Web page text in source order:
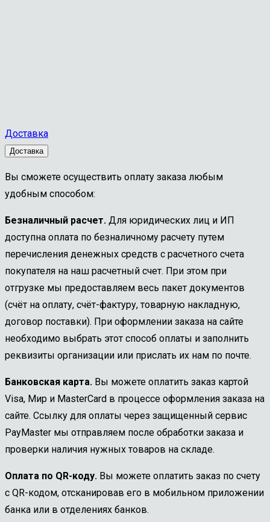
Доставка
Доставка
Вы сможете осуществить оплату заказа любым
удобным способом:
Безналичный расчет. Для юридических лиц и ИП
доступна оплата по безналичному расчету путем
перечисления денежных средств с расчетного счета
покупателя на наш расчетный счет. При этом при
отгрузке мы предоставляем весь пакет документов
(счёт на оплату, счёт-фактуру, товарную накладную,
договор поставки). При оформлении заказа на сайте
необходимо выбрать этот способ оплаты и заполнить
реквизиты организации или прислать их нам по почте.
Банковская карта. Вы можете оплатить заказ картой
Visa, Мир и MasterCard в процессе оформления заказа на
сайте. Ссылку для оплаты через защищенный сервис
PayMaster мы отправляем после обработки заказа и
проверки наличия нужных товаров на складе.
Оплата по QR-коду. Вы можете оплатить заказ по счету
с QR-кодом, отсканировав его в мобильном приложении
банка или в отделениях банков.